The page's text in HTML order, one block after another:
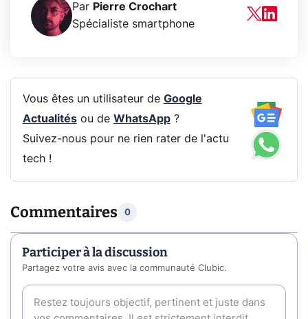
Par Pierre Crochart
Spécialiste smartphone
Vous êtes un utilisateur de Google
Actualitésou de WhatsApp?
Suivez-nous pour ne rien rater de l'actu
tech !
Commentaires 0
Participer à la discussion
Partagez votre avis avec la communauté Clubic.